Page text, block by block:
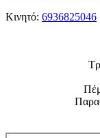
Κινητό: 6936825046